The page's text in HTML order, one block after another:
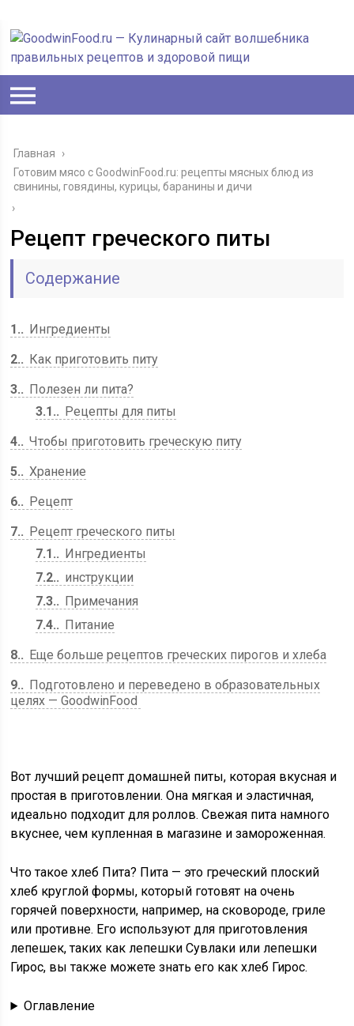
Главная
›
Готовим мясо с GoodwinFood.ru: рецепты мясных блюд из
свинины, говядины, курицы, баранины и дичи
›
Рецепт греческого питы
Содержание
1.
Ингредиенты
2.
Как приготовить питу
3.
Полезен ли пита?
3.1.
Рецепты для питы
4.
Чтобы приготовить греческую питу
5.
Хранение
6.
Рецепт
7.
Рецепт греческого питы
7.1.
Ингредиенты
7.2.
инструкции
7.3.
Примечания
7.4.
Питание
8.
Еще больше рецептов греческих пирогов и хлеба
9.
Подготовлено и переведено в образовательных
целях — GoodwinFood
Вот лучший рецепт домашней питы, которая вкусная и
простая в приготовлении. Она мягкая и эластичная,
идеально подходит для роллов. Свежая пита намного
вкуснее, чем купленная в магазине и замороженная.
Что такое хлеб Пита? Пита — это греческий плоский
хлеб круглой формы, который готовят на очень
горячей поверхности, например, на сковороде, гриле
или противне. Его используют для приготовления
лепешек, таких как лепешки Сувлаки или лепешки
Гирос, вы также можете знать его как хлеб Гирос.
Оглавление